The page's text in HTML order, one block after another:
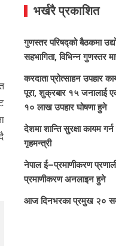
भर्खरै प्रकाशित
गुणस्तर परिषद्को बैठकमा
सहभागिता, विभिन्न गुणस्तर
करदाता प्रोत्साहन उपहार
पूरा, शुक्रबार १५ जनालाई
१० लाख उपहार घोषणा हुने
देशमा शान्ति सुरक्षा कायम
गृहमन्त्री
नेपाल ई–प्रमाणीकरण
प्रमाणीकरण अनलाइन हुने
आज दिनभरका प्रमुख २०